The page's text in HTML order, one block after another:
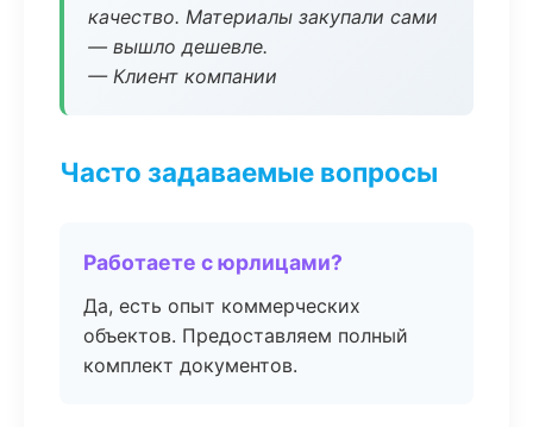
качество. Материалы закупали сами
— вышло дешевле.
— Клиент компании
Часто задаваемые вопросы
Работаете с юрлицами?
Да, есть опыт коммерческих
объектов. Предоставляем полный
комплект документов.